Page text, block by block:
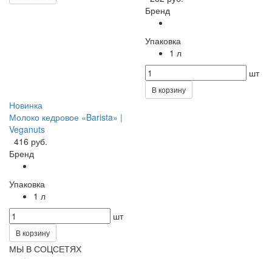
Бренд
Упаковка
1 л
шт
В корзину
Новинка
Молоко кедровое «Barista» |
Veganuts
416 руб.
Бренд
Упаковка
1 л
шт
В корзину
МЫ В СОЦСЕТЯХ